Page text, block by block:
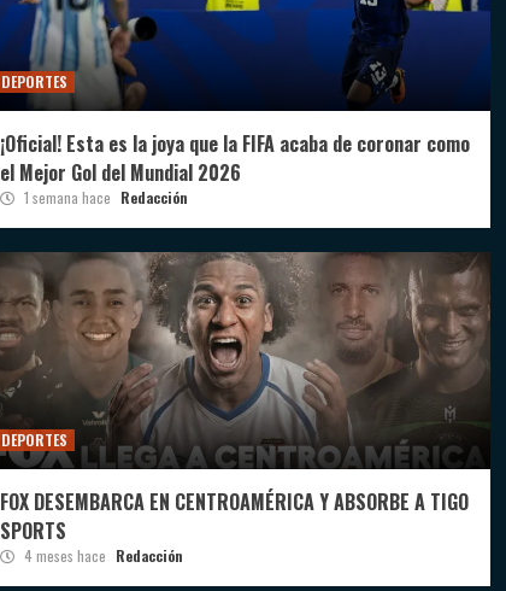
DEPORTES
¡Oficial! Esta es la joya que la FIFA acaba de coronar como
el Mejor Gol del Mundial 2026
1 semana hace Redacción
DEPORTES
FOX DESEMBARCA EN CENTROAMÉRICA Y ABSORBE A TIGO
SPORTS
4 meses hace Redacción